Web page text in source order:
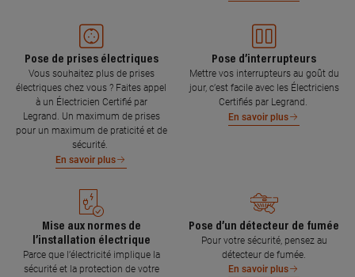
Pose de prises électriques
Vous souhaitez plus de prises
électriques chez vous ? Faites appel
à un Électricien Certifié par
Legrand. Un maximum de prises
pour un maximum de praticité et de
sécurité.
En savoir plus
Pose d’interrupteurs
Mettre vos interrupteurs au goût du
jour, c’est facile avec les Électriciens
Certifiés par Legrand.
En savoir plus
Mise aux normes de
l’installation électrique
Parce que l’électricité implique la
sécurité et la protection de votre
Pose d’un détecteur de fumée
Pour votre sécurité, pensez au
détecteur de fumée.
En savoir plus